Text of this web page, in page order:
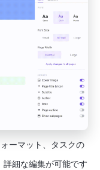
ーマット、タスクの
細な編集が可能です